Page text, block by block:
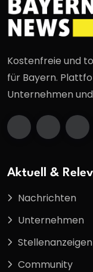
Kostenfreie und
für Bayern.
Unternehmen
Aktuell &
Nachrichten
Unternehmen
Stellenanzeigen
Community